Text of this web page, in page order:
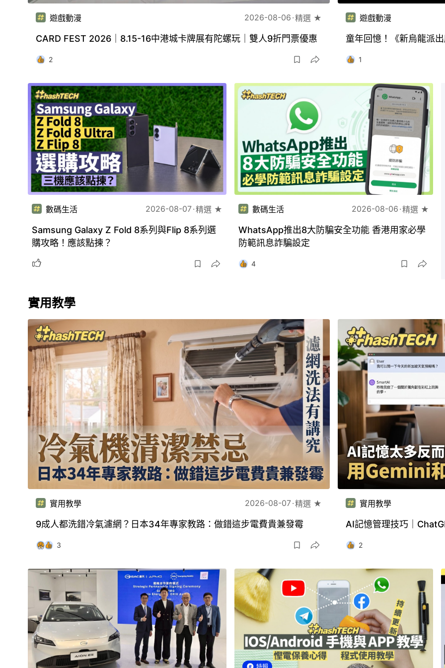
遊戲動漫 2026-08-06 精選 ★
CARD FEST 2026｜8.15-16中港城卡牌展有陀螺玩｜雙人9折門票優惠
2
遊戲動漫
童年回憶！《新烏龍派
1
數碼生活 2026-08-07 精選 ★
Samsung Galaxy Z Fold 8系列與Flip 8系列選
購攻略！應該點揀？
數碼生活 2026-08-06 精選 ★
WhatsApp推出8大防騙安全功能 香港用家必學
防範訊息詐騙設定
4
實用教學
實用教學 2026-08-07 精選 ★
9成人都洗錯冷氣濾網？日本34年專家教路：做錯這步電費貴兼發霉
3
實用教學
AI記憶管理技巧｜
2